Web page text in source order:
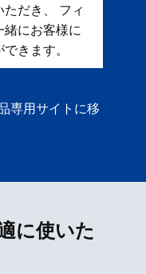
だき、 フィ
緒にお客様に
きます。
専用サイトに移
に使いた